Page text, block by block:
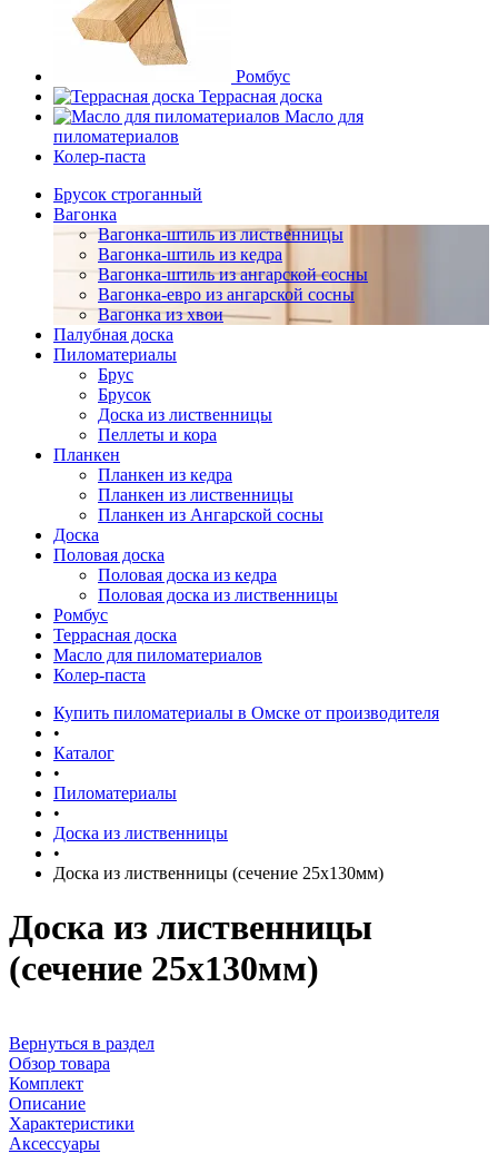
Ромбус
Террасная доска
Масло для
пиломатериалов
Колер-паста
Брусок строганный
Вагонка
Вагонка-штиль из лиственницы
Вагонка-штиль из кедра
Вагонка-штиль из ангарской сосны
Вагонка-евро из ангарской сосны
Вагонка из хвои
Палубная доска
Пиломатериалы
Брус
Брусок
Доска из лиственницы
Пеллеты и кора
Планкен
Планкен из кедра
Планкен из лиственницы
Планкен из Ангарской сосны
Доска
Половая доска
Половая доска из кедра
Половая доска из лиственницы
Ромбус
Террасная доска
Масло для пиломатериалов
Колер-паста
Купить пиломатериалы в Омске от производителя
•
Каталог
•
Пиломатериалы
•
Доска из лиственницы
•
Доска из лиственницы (сечение 25x130мм)
Доска из лиственницы
(сечение 25x130мм)
Вернуться в раздел
Обзор товара
Комплект
Описание
Характеристики
Аксессуары